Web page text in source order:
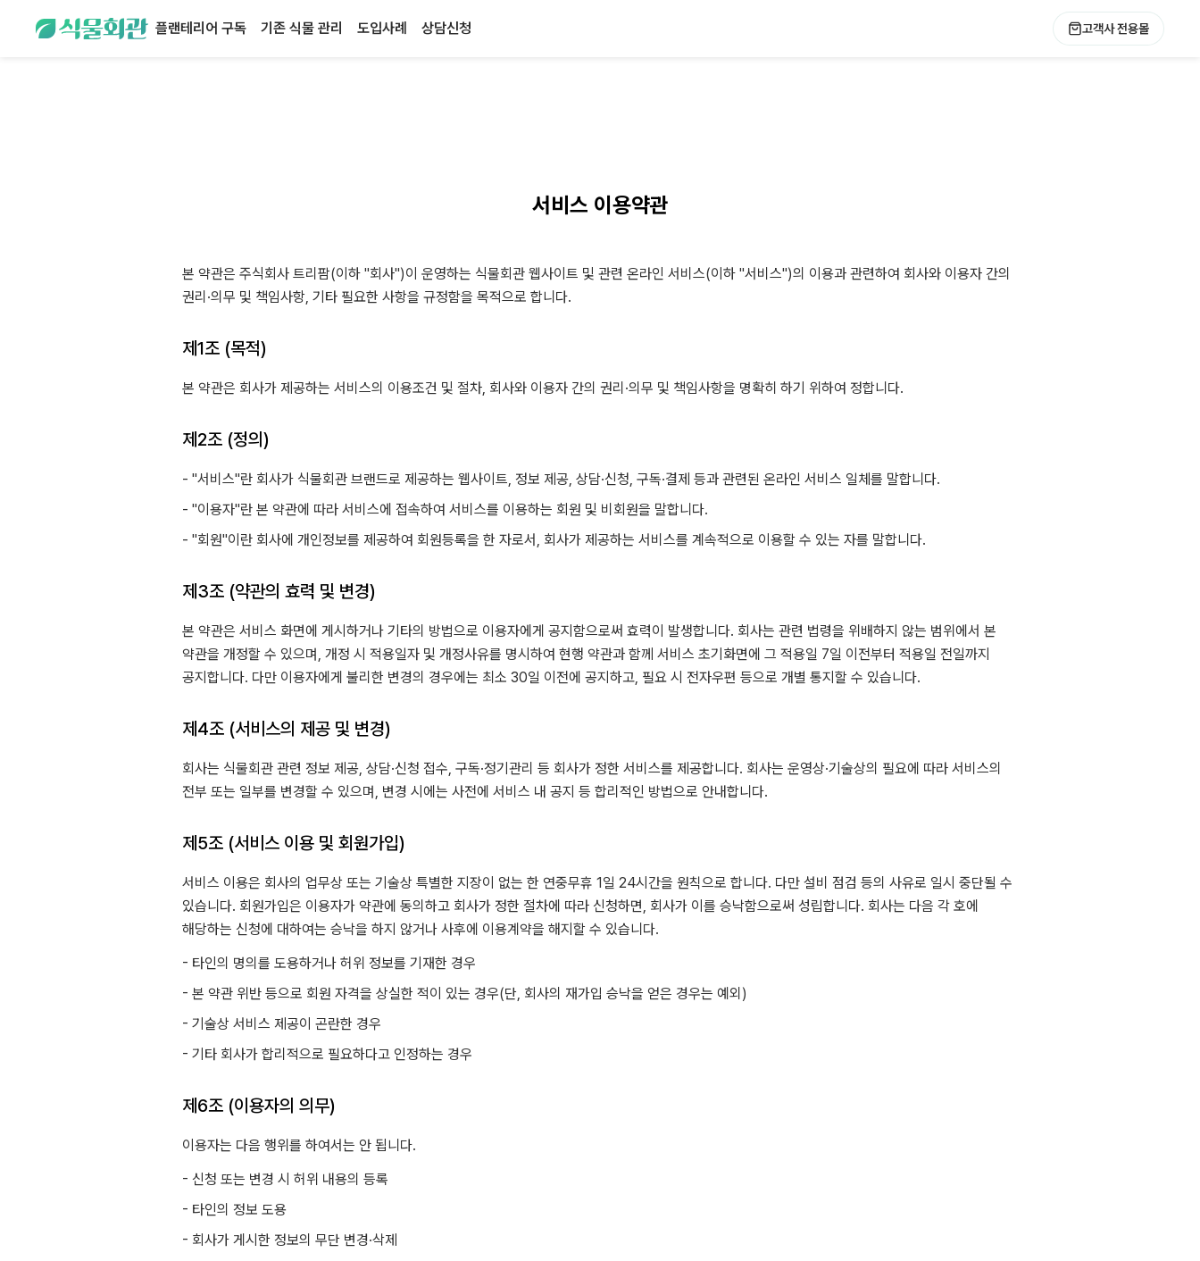
플랜테리어 구독 기존 식물 관리 도입사례 상담신청 고객사 전용몰
서비스 이용약관
본 약관은 주식회사 트리팜(이하 "회사")이 운영하는 식물회관 웹사이트 및 관련 온라인 서비스(이하 "서비스")의 이용과 관련하여 회사와 이용자 간의
권리·의무 및 책임사항, 기타 필요한 사항을 규정함을 목적으로 합니다.
제1조 (목적)
본 약관은 회사가 제공하는 서비스의 이용조건 및 절차, 회사와 이용자 간의 권리·의무 및 책임사항을 명확히 하기 위하여 정합니다.
제2조 (정의)
- "서비스"란 회사가 식물회관 브랜드로 제공하는 웹사이트, 정보 제공, 상담·신청, 구독·결제 등과 관련된 온라인 서비스 일체를 말합니다.
- "이용자"란 본 약관에 따라 서비스에 접속하여 서비스를 이용하는 회원 및 비회원을 말합니다.
- "회원"이란 회사에 개인정보를 제공하여 회원등록을 한 자로서, 회사가 제공하는 서비스를 계속적으로 이용할 수 있는 자를 말합니다.
제3조 (약관의 효력 및 변경)
본 약관은 서비스 화면에 게시하거나 기타의 방법으로 이용자에게 공지함으로써 효력이 발생합니다. 회사는 관련 법령을 위배하지 않는 범위에서 본
약관을 개정할 수 있으며, 개정 시 적용일자 및 개정사유를 명시하여 현행 약관과 함께 서비스 초기화면에 그 적용일 7일 이전부터 적용일 전일까지
공지합니다. 다만 이용자에게 불리한 변경의 경우에는 최소 30일 이전에 공지하고, 필요 시 전자우편 등으로 개별 통지할 수 있습니다.
제4조 (서비스의 제공 및 변경)
회사는 식물회관 관련 정보 제공, 상담·신청 접수, 구독·정기관리 등 회사가 정한 서비스를 제공합니다. 회사는 운영상·기술상의 필요에 따라 서비스의
전부 또는 일부를 변경할 수 있으며, 변경 시에는 사전에 서비스 내 공지 등 합리적인 방법으로 안내합니다.
제5조 (서비스 이용 및 회원가입)
서비스 이용은 회사의 업무상 또는 기술상 특별한 지장이 없는 한 연중무휴 1일 24시간을 원칙으로 합니다. 다만 설비 점검 등의 사유로 일시 중단될 수
있습니다. 회원가입은 이용자가 약관에 동의하고 회사가 정한 절차에 따라 신청하면, 회사가 이를 승낙함으로써 성립합니다. 회사는 다음 각 호에
해당하는 신청에 대하여는 승낙을 하지 않거나 사후에 이용계약을 해지할 수 있습니다.
- 타인의 명의를 도용하거나 허위 정보를 기재한 경우
- 본 약관 위반 등으로 회원 자격을 상실한 적이 있는 경우(단, 회사의 재가입 승낙을 얻은 경우는 예외)
- 기술상 서비스 제공이 곤란한 경우
- 기타 회사가 합리적으로 필요하다고 인정하는 경우
제6조 (이용자의 의무)
이용자는 다음 행위를 하여서는 안 됩니다.
- 신청 또는 변경 시 허위 내용의 등록
- 타인의 정보 도용
- 회사가 게시한 정보의 무단 변경·삭제